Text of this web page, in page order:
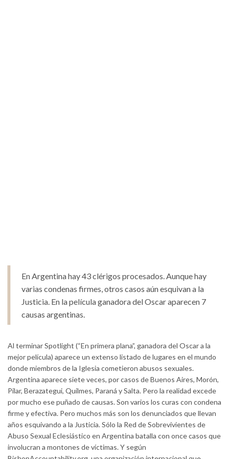
En Argentina hay 43 clérigos procesados. Aunque hay
varias condenas firmes, otros casos aún esquivan a la
Justicia. En la película ganadora del Oscar aparecen 7
causas argentinas.
Al terminar Spotlight (“En primera plana”, ganadora del Oscar a la
mejor película) aparece un extenso listado de lugares en el mundo
donde miembros de la Iglesia cometieron abusos sexuales.
Argentina aparece siete veces, por casos de Buenos Aires, Morón,
Pilar, Berazategui, Quilmes, Paraná y Salta. Pero la realidad excede
por mucho ese puñado de causas. Son varios los curas con condena
firme y efectiva. Pero muchos más son los denunciados que llevan
años esquivando a la Justicia. Sólo la Red de Sobrevivientes de
Abuso Sexual Eclesiástico en Argentina batalla con once casos que
involucran a montones de víctimas. Y según